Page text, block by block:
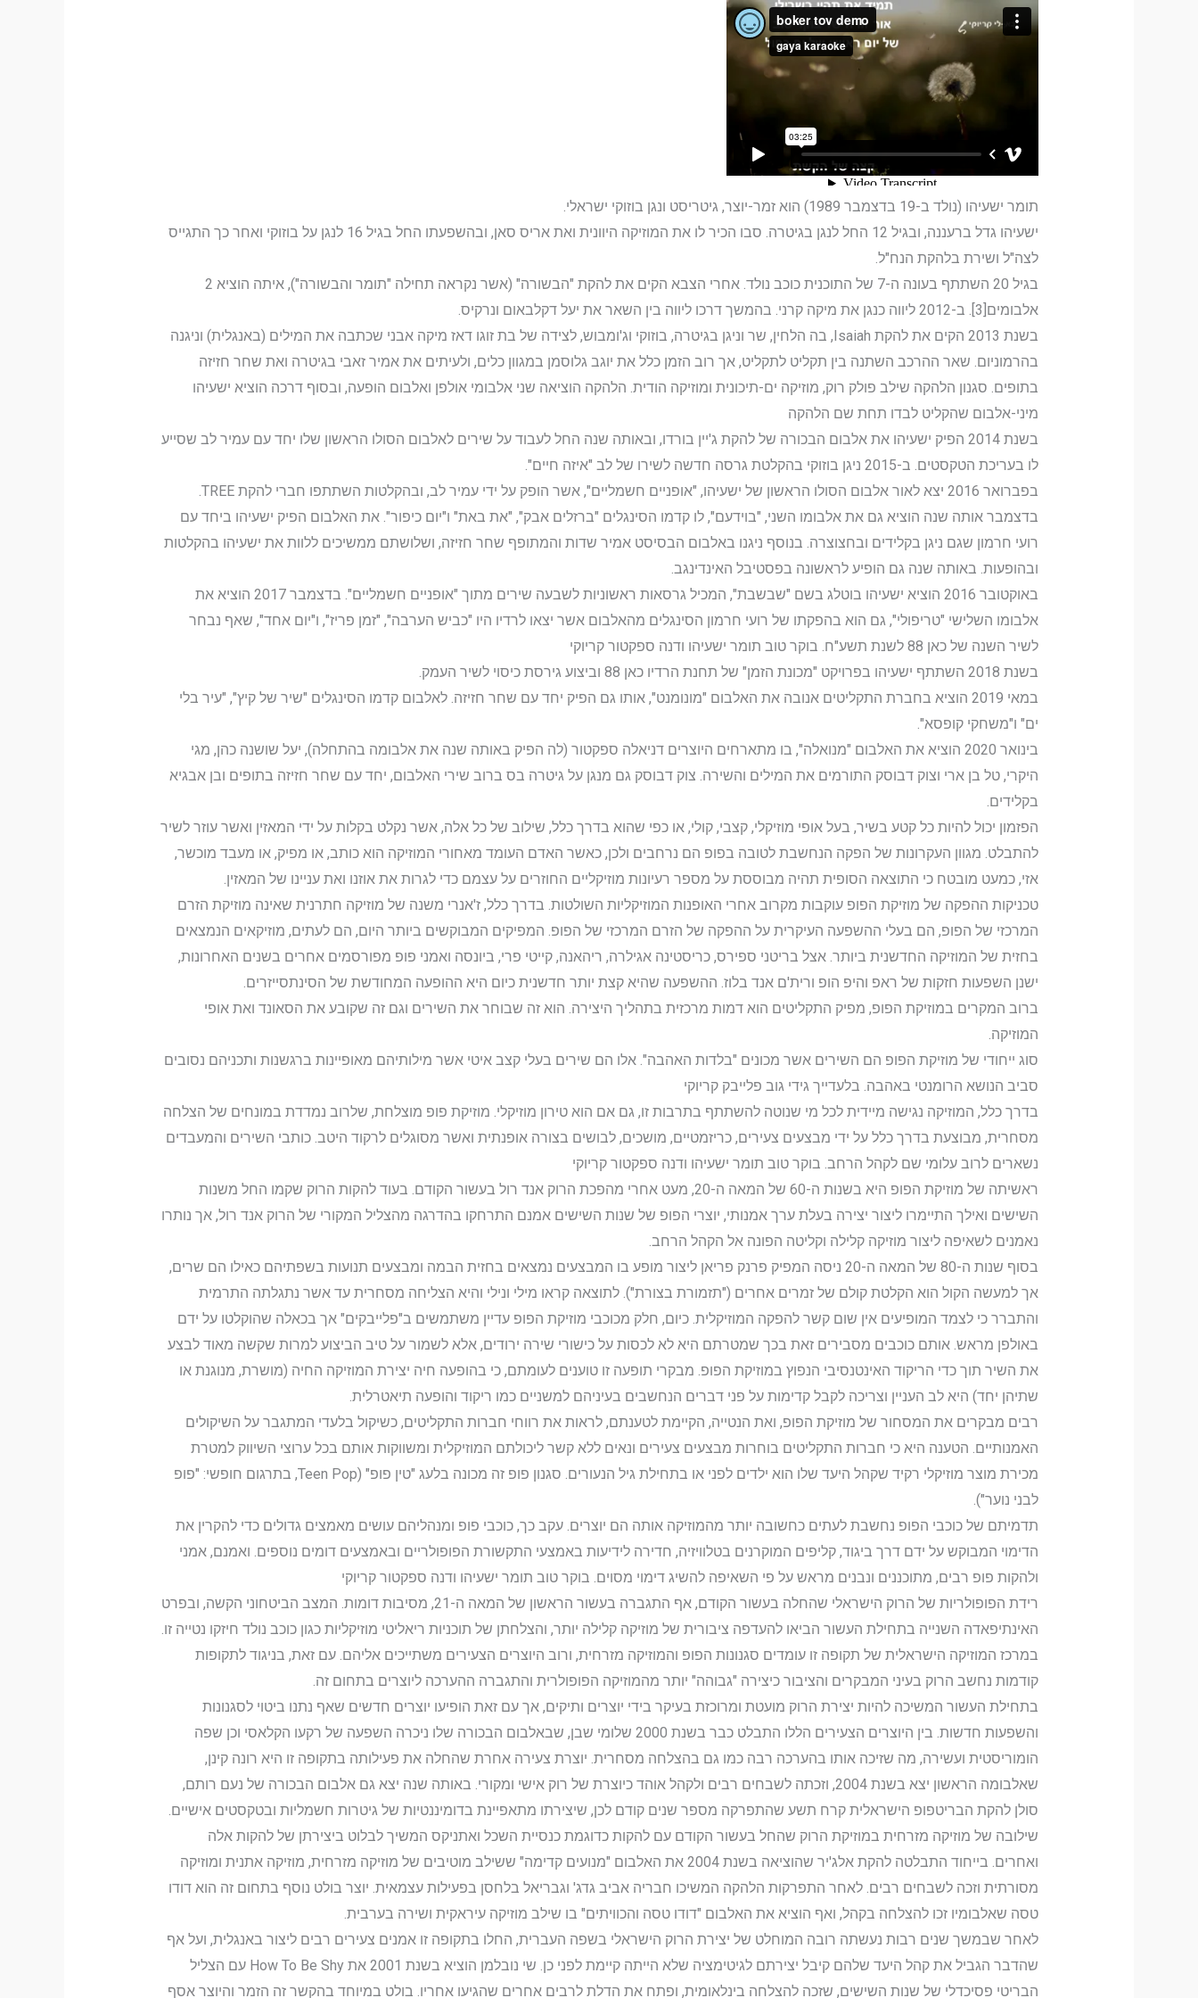
תומר ישעיהו (נולד ב-19 בדצמבר 1989) הוא זמר-יוצר, גיטריסט ונגן בוזוקי ישראלי.
ישעיהו גדל ברעננה, ובגיל 12 החל לנגן בגיטרה. סבו הכיר לו את המוזיקה היוונית ואת אריס סאן, ובהשפעתו החל בגיל 16 לנגן על בוזוקי ואחר כך התגייס
לצה"ל ושירת בלהקת הנח"ל.
בגיל 20 השתתף בעונה ה-7 של התוכנית כוכב נולד. אחרי הצבא הקים את להקת "הבשורה" (אשר נקראה תחילה "תומר והבשורה"), איתה הוציא 2
אלבומים[3]. ב-2012 ליווה כנגן את מיקה קרני. בהמשך דרכו ליווה בין השאר את יעל דקלבאום ונרקיס.
בשנת 2013 הקים את להקת Isaiah, בה הלחין, שר וניגן בגיטרה, בוזוקי וג'ומבוש, לצידה של בת זוגו דאז מיקה אבני שכתבה את המילים (באנגלית) וניגנה
בהרמוניום. שאר ההרכב השתנה בין תקליט לתקליט, אך רוב הזמן כלל את יוגב גלוסמן במגוון כלים, ולעיתים את אמיר זאבי בגיטרה ואת שחר חזיזה
בתופים. סגנון הלהקה שילב פולק רוק, מוזיקה ים-תיכונית ומוזיקה הודית. הלהקה הוציאה שני אלבומי אולפן ואלבום הופעה, ובסוף דרכה הוציא ישעיהו
מיני-אלבום שהקליט לבדו תחת שם הלהקה
בשנת 2014 הפיק ישעיהו את אלבום הבכורה של להקת ג'יין בורדו, ובאותה שנה החל לעבוד על שירים לאלבום הסולו הראשון שלו יחד עם עמיר לב שסייע
לו בעריכת הטקסטים. ב-2015 ניגן בוזוקי בהקלטת גרסה חדשה לשירו של לב "איזה חיים".
בפברואר 2016 יצא לאור אלבום הסולו הראשון של ישעיהו, "אופניים חשמליים", אשר הופק על ידי עמיר לב, ובהקלטות השתתפו חברי להקת TREE.
בדצמבר אותה שנה הוציא גם את אלבומו השני, "בוידעם", לו קדמו הסינגלים "ברזלים אבק", "את באת" ו"יום כיפור". את האלבום הפיק ישעיהו ביחד עם
רועי חרמון שגם ניגן בקלידים ובחצוצרה. בנוסף ניגנו באלבום הבסיסט אמיר שדות והמתופף שחר חזיזה, ושלושתם ממשיכים ללוות את ישעיהו בהקלטות
ובהופעות. באותה שנה גם הופיע לראשונה בפסטיבל האינדינגב.
באוקטובר 2016 הוציא ישעיהו בוטלג בשם "שבשבת", המכיל גרסאות ראשוניות לשבעה שירים מתוך "אופניים חשמליים". בדצמבר 2017 הוציא את
אלבומו השלישי "טריפולי", גם הוא בהפקתו של רועי חרמון הסינגלים מהאלבום אשר יצאו לרדיו היו "כביש הערבה", "זמן פריז", ו"יום אחד", שאף נבחר
לשיר השנה של כאן 88 לשנת תשע"ח. בוקר טוב תומר ישעיהו ודנה ספקטור קריוקי
בשנת 2018 השתתף ישעיהו בפרויקט "מכונת הזמן" של תחנת הרדיו כאן 88 וביצוע גירסת כיסוי לשיר העמק.
במאי 2019 הוציא בחברת התקליטים אנובה את האלבום "מונומנט", אותו גם הפיק יחד עם שחר חזיזה. לאלבום קדמו הסינגלים "שיר של קיץ", "עיר בלי
ים" ו"משחקי קופסא".
בינואר 2020 הוציא את האלבום "מנואלה", בו מתארחים היוצרים דניאלה ספקטור (לה הפיק באותה שנה את אלבומה בהתחלה), יעל שושנה כהן, מגי
היקרי, טל בן ארי וצוק דבוסק התורמים את המילים והשירה. צוק דבוסק גם מנגן על גיטרה בס ברוב שירי האלבום, יחד עם שחר חזיזה בתופים ובן אבגיא
בקלידים.
הפזמון יכול להיות כל קטע בשיר, בעל אופי מוזיקלי, קצבי, קולי, או כפי שהוא בדרך כלל, שילוב של כל אלה, אשר נקלט בקלות על ידי המאזין ואשר עוזר לשיר
להתבלט. מגוון העקרונות של הפקה הנחשבת לטובה בפופ הם נרחבים ולכן, כאשר האדם העומד מאחורי המוזיקה הוא כותב, או מפיק, או מעבד מוכשר,
אזי, כמעט מובטח כי התוצאה הסופית תהיה מבוססת על מספר רעיונות מוזיקליים החוזרים על עצמם כדי לגרות את אוזנו ואת עניינו של המאזין.
טכניקות ההפקה של מוזיקת הפופ עוקבות מקרוב אחרי האופנות המוזיקליות השולטות. בדרך כלל, ז'אנרי משנה של מוזיקה חתרנית שאינה מוזיקת הזרם
המרכזי של הפופ, הם בעלי ההשפעה העיקרית על ההפקה של הזרם המרכזי של הפופ. המפיקים המבוקשים ביותר היום, הם לעתים, מוזיקאים הנמצאים
בחזית של המוזיקה החדשנית ביותר. אצל בריטני ספירס, כריסטינה אגילרה, ריהאנה, קייטי פרי, ביונסה ואמני פופ מפורסמים אחרים בשנים האחרונות,
ישנן השפעות חזקות של ראפ והיפ הופ ורית'ם אנד בלוז. ההשפעה שהיא קצת יותר חדשנית כיום היא ההופעה המחודשת של הסינתסייזרים.
ברוב המקרים במוזיקת הפופ, מפיק התקליטים הוא דמות מרכזית בתהליך היצירה. הוא זה שבוחר את השירים וגם זה שקובע את הסאונד ואת אופי
המוזיקה.
סוג ייחודי של מוזיקת הפופ הם השירים אשר מכונים "בלדות האהבה". אלו הם שירים בעלי קצב איטי אשר מילותיהם מאופיינות ברגשנות ותכניהם נסובים
סביב הנושא הרומנטי באהבה. בלעדייך גידי גוב פלייבק קריוקי
בדרך כלל, המוזיקה נגישה מיידית לכל מי שנוטה להשתתף בתרבות זו, גם אם הוא טירון מוזיקלי. מוזיקת פופ מוצלחת, שלרוב נמדדת במונחים של הצלחה
מסחרית, מבוצעת בדרך כלל על ידי מבצעים צעירים, כריזמטיים, מושכים, לבושים בצורה אופנתית ואשר מסוגלים לרקוד היטב. כותבי השירים והמעבדים
נשארים לרוב עלומי שם לקהל הרחב. בוקר טוב תומר ישעיהו ודנה ספקטור קריוקי
ראשיתה של מוזיקת הפופ היא בשנות ה-60 של המאה ה-20, מעט אחרי מהפכת הרוק אנד רול בעשור הקודם. בעוד להקות הרוק שקמו החל משנות
השישים ואילך התיימרו ליצור יצירה בעלת ערך אמנותי, יוצרי הפופ של שנות השישים אמנם התרחקו בהדרגה מהצליל המקורי של הרוק אנד רול, אך נותרו
נאמנים לשאיפה ליצור מוזיקה קלילה וקליטה הפונה אל הקהל הרחב.
בסוף שנות ה-80 של המאה ה-20 ניסה המפיק פרנק פריאן ליצור מופע בו המבצעים נמצאים בחזית הבמה ומבצעים תנועות בשפתיהם כאילו הם שרים,
אך למעשה הקול הוא הקלטת קולם של זמרים אחרים ("תזמורת בצורת"). לתוצאה קראו מילי ונילי והיא הצליחה מסחרית עד אשר נתגלתה התרמית
והתברר כי לצמד המופיעים אין שום קשר להפקה המוזיקלית. כיום, חלק מכוכבי מוזיקת הפופ עדיין משתמשים ב"פלייבקים" אך בכאלה שהוקלטו על ידם
באולפן מראש. אותם כוכבים מסבירים זאת בכך שמטרתם היא לא לכסות על כישורי שירה ירודים, אלא לשמור על טיב הביצוע למרות שקשה מאוד לבצע
את השיר תוך כדי הריקוד האינטנסיבי הנפוץ במוזיקת הפופ. מבקרי תופעה זו טוענים לעומתם, כי בהופעה חיה יצירת המוזיקה החיה (מושרת, מנוגנת או
שתיהן יחד) היא לב העניין וצריכה לקבל קדימות על פני דברים הנחשבים בעיניהם למשניים כמו ריקוד והופעה תיאטרלית.
רבים מבקרים את המסחור של מוזיקת הפופ, ואת הנטייה, הקיימת לטענתם, לראות את רווחי חברות התקליטים, כשיקול בלעדי המתגבר על השיקולים
האמנותיים. הטענה היא כי חברות התקליטים בוחרות מבצעים צעירים ונאים ללא קשר ליכולתם המוזיקלית ומשווקות אותם בכל ערוצי השיווק למטרת
מכירת מוצר מוזיקלי רקיד שקהל היעד שלו הוא ילדים לפני או בתחילת גיל הנעורים. סגנון פופ זה מכונה בלעג "טין פופ" (Teen Pop, בתרגום חופשי: "פופ
לבני נוער").
תדמיתם של כוכבי הפופ נחשבת לעתים כחשובה יותר מהמוזיקה אותה הם יוצרים. עקב כך, כוכבי פופ ומנהליהם עושים מאמצים גדולים כדי להקרין את
הדימוי המבוקש על ידם דרך ביגוד, קליפים המוקרנים בטלוויזיה, חדירה לידיעות באמצעי התקשורת הפופולריים ובאמצעים דומים נוספים. ואמנם, אמני
ולהקות פופ רבים, מתוכננים ונבנים מראש על פי השאיפה להשיג דימוי מסוים. בוקר טוב תומר ישעיהו ודנה ספקטור קריוקי
רידת הפופולריות של הרוק הישראלי שהחלה בעשור הקודם, אף התגברה בעשור הראשון של המאה ה-21, מסיבות דומות. המצב הביטחוני הקשה, ובפרט
האינתיפאדה השנייה בתחילת העשור הביאו להעדפה ציבורית של מוזיקה קלילה יותר, והצלחתן של תוכניות ריאליטי מוזיקליות כגון כוכב נולד חיזקו נטייה זו.
במרכז המוזיקה הישראלית של תקופה זו עומדים סגנונות הפופ והמוזיקה מזרחית, ורוב היוצרים הצעירים משתייכים אליהם. עם זאת, בניגוד לתקופות
קודמות נחשב הרוק בעיני המבקרים והציבור כיצירה "גבוהה" יותר מהמוזיקה הפופולרית והתגברה ההערכה ליוצרים בתחום זה.
בתחילת העשור המשיכה להיות יצירת הרוק מועטת ומרוכזת בעיקר בידי יוצרים ותיקים, אך עם זאת הופיעו יוצרים חדשים שאף נתנו ביטוי לסגנונות
והשפעות חדשות. בין היוצרים הצעירים הללו התבלט כבר בשנת 2000 שלומי שבן, שבאלבום הבכורה שלו ניכרה השפעה של רקעו הקלאסי וכן שפה
הומוריסטית ועשירה, מה שזיכה אותו בהערכה רבה כמו גם בהצלחה מסחרית. יוצרת צעירה אחרת שהחלה את פעילותה בתקופה זו היא רונה קינן,
שאלבומה הראשון יצא בשנת 2004, וזכתה לשבחים רבים ולקהל אוהד כיוצרת של רוק אישי ומקורי. באותה שנה יצא גם אלבום הבכורה של נעם רותם,
סולן להקת הבריטפופ הישראלית קרח תשע שהתפרקה מספר שנים קודם לכן, שיצירתו מתאפיינת בדומיננטיות של גיטרות חשמליות ובטקסטים אישיים.
שילובה של מוזיקה מזרחית במוזיקת הרוק שהחל בעשור הקודם עם להקות כדוגמת כנסיית השכל ואתניקס המשיך לבלוט ביצירתן של להקות אלה
ואחרים. בייחוד התבלטה להקת אלג'יר שהוציאה בשנת 2004 את האלבום "מנועים קדימה" ששילב מוטיבים של מוזיקה מזרחית, מוזיקה אתנית ומוזיקה
מסורתית וזכה לשבחים רבים. לאחר התפרקות הלהקה המשיכו חבריה אביב גדג' וגבריאל בלחסן בפעילות עצמאית. יוצר בולט נוסף בתחום זה הוא דודו
טסה שאלבומיו זכו להצלחה בקהל, ואף הוציא את האלבום "דודו טסה והכוויתים" בו שילב מוזיקה עיראקית ושירה בערבית.
לאחר שבמשך שנים רבות נעשתה רובה המוחלט של יצירת הרוק הישראלי בשפה העברית, החלו בתקופה זו אמנים צעירים רבים ליצור באנגלית, ועל אף
שהדבר הגביל את קהל היעד שלהם קיבל יצירתם לגיטימציה שלא הייתה קיימת לפני כן. שי נובלמן הוציא בשנת 2001 את How To Be Shy עם הצליל
הבריטי פסיכדלי של שנות השישים, שזכה להצלחה בינלאומית, ופתח את הדלת לרבים אחרים שהגיעו אחריו. בולט במיוחד בהקשר זה הזמר והיוצר אסף